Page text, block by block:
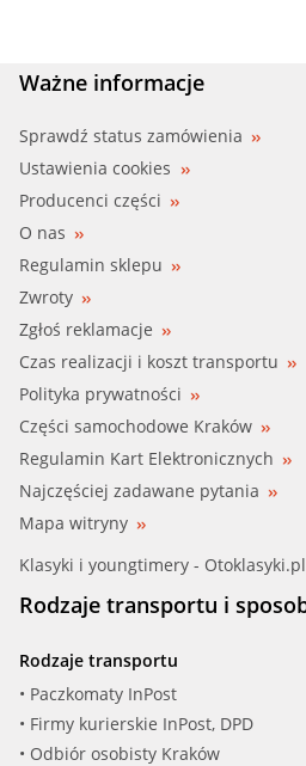
Ważne informacje
Sprawdź status zamówienia
Ustawienia cookies
Producenci części
O nas
Regulamin sklepu
Zwroty
Zgłoś reklamacje
Czas realizacji i koszt transportu
Polityka prywatności
Części samochodowe Kraków
Regulamin Kart Elektronicznych
Najczęściej zadawane pytania
Mapa witryny
Klasyki i youngtimery - Otoklasyki.pl
Rodzaje transportu i
Rodzaje transportu
• Paczkomaty InPost
• Firmy kurierskie InPost, DPD
• Odbiór osobisty Kraków